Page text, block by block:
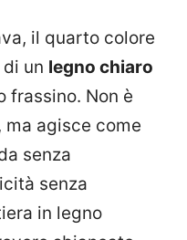
il quarto colore
un legno chiaro
frassino. Non è
agisce come
senza
senza
in legno